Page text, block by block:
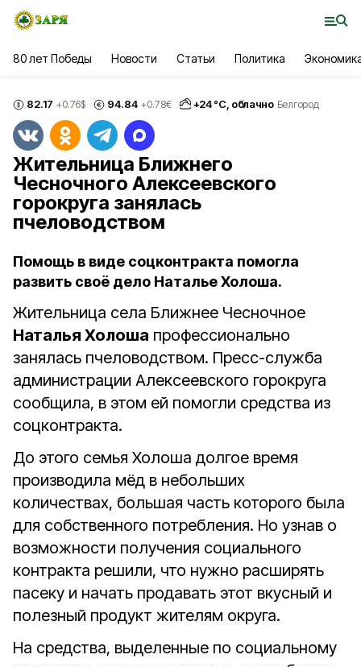
80 лет Победы Новости Статьи Политика
82.17 +0.76$ 94.84 +0.78€ +24°С, облачно Белгород
Жительница Ближнего
Чесночного Алексеевского
горокруга занялась
пчеловодством
Помощь в виде соцконтракта помогла
развить своё дело Наталье Холоша.
Жительница села Ближнее Чесночное
Наталья Холоша профессионально
занялась пчеловодством. Пресс-служба
администрации Алексеевского горокруга
сообщила, в этом ей помогли средства из
соцконтракта.
До этого семья Холоша долгое время
производила мёд в небольших
количествах, большая часть которого была
для собственного потребления. Но узнав о
возможности получения социального
контракта решили, что нужно расширять
пасеку и начать продавать этот вкусный и
полезный продукт жителям округа.
На средства, выделенные по социальному